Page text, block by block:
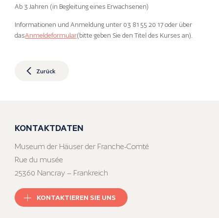
Ab 3 Jahren (in Begleitung eines Erwachsenen)
Informationen und Anmeldung unter 03 81 55 20 17 oder über
dasAnmeldeformular(bitte geben Sie den Titel des Kurses an).
Zurück
KONTAKTDATEN
Museum der Häuser der Franche-Comté
Rue du musée
25360 Nancray – Frankreich
KONTAKTIEREN SIE UNS